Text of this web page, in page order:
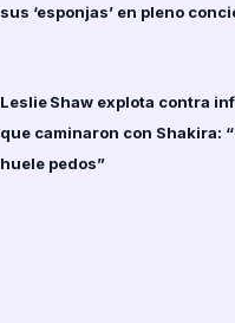
sus ‘esponjas’ en pleno
Leslie Shaw explota contra
que caminaron con Shakira:
huele pedos”